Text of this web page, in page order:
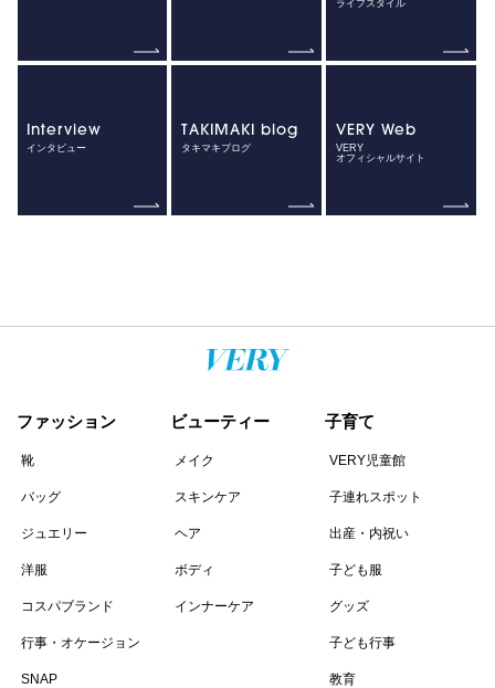
ライフスタイル
Interview
インタビュー
TAKIMAKI blog
タキマキブログ
VERY Web
VERY
オフィシャルサイト
ファッション
靴
バッグ
ジュエリー
洋服
コスパブランド
行事・オケージョン
SNAP
ビューティー
メイク
スキンケア
ヘア
ボディ
インナーケア
子育て
VERY児童館
子連れスポット
出産・内祝い
子ども服
グッズ
子ども行事
教育